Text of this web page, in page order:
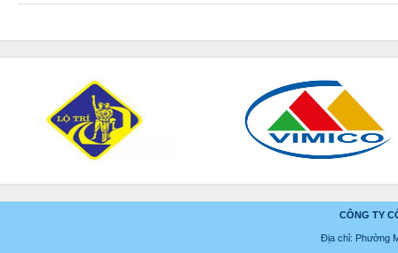
CÔNG TY
Địa chỉ: Phường